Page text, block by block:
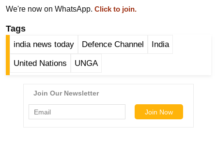
ड
ली
वु
ड
We're now on WhatsApp. Click to join.
Tags
india news today Defence Channel India
United Nations UNGA